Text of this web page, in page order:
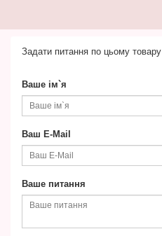
Задати питання по цьому товару
Ваше ім`я
Ваш E-Mail
Ваше питання